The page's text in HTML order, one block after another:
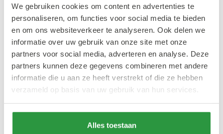
We gebruiken cookies om content en advertenties te
personaliseren, om functies voor social media te bieden
en om ons websiteverkeer te analyseren. Ook delen we
informatie over uw gebruik van onze site met onze
partners voor social media, adverteren en analyse. Deze
partners kunnen deze gegevens combineren met andere
informatie die u aan ze heeft verstrekt of die ze hebben
verzameld op basis van uw gebruik van hun services.
Alles toestaan
Elke Rotterdammer kent het iconische
Stadhuisplein, een van de meest herkenbare
pleinen in het hart van Rotterdam. Het plein
grenst aan de Coolsingel en de Lijnbaan en
biedt een veelzijdige mix van restaurants,
het plein geschiedenis. Zo staat hier het
Monument voor alle gevallenen 1940 - 1945,